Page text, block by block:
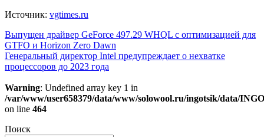
Источник: vgtimes.ru
Навигация
по
записям
Выпущен драйвер GeForce 497.29 WHQL с оптимизацией для
GTFO и Horizon Zero Dawn
Генеральный директор Intel предупреждает о нехватке
процессоров до 2023 года
Warning: Undefined array key 1 in
/var/www/user658379/data/www/solowool.ru/ingotsik/data/
on line 464
Поиск